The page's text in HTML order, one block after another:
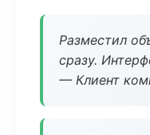
Разместил
сразу.
— Клиент